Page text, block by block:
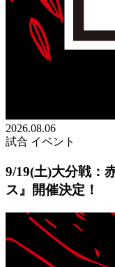
2026.08.06
試合 イベント
9/19(土)大分戦：
ス』開催決定！